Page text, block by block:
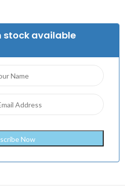
stock available